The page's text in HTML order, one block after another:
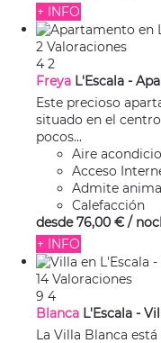
+ INFO
2 Valoraciones
4 2
Freya L'Escala -
Este precioso
situado en el
pocos...
Aire
Acceso
Admite
Calefacción
desde 76,00 € /
+ INFO
14 Valoraciones
9 4
Blanca L'Escala -
La Villa Blanca